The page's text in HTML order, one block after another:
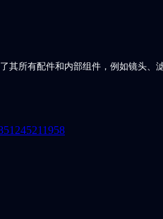
有配件和内部组件，例如镜头、